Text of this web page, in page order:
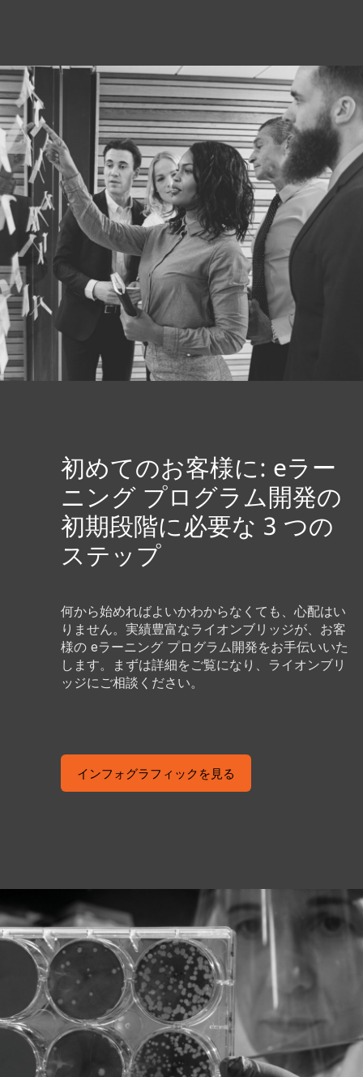
初めてのお客様に: eラー
ニング プログラム開発の
初期段階に必要な 3 つの
ステップ
何から始めればよいかわからなくても、心配はい
りません。実績豊富なライオンブリッジが、お客
様の eラーニング プログラム開発をお手伝いいた
します。まずは詳細をご覧になり、ライオンブリ
ッジにご相談ください。
インフォグラフィックを見る